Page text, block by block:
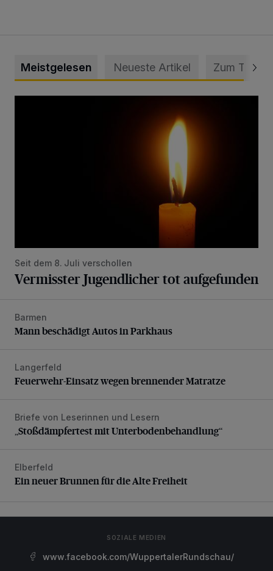
Meistgelesen Neueste Artikel Zum Thema
Seit dem 8. Juli verschollen
Vermisster Jugendlicher tot aufgefunden
Mann beschädigt Autos in Parkhaus
Barmen
Mann beschädigt Autos in Parkhaus
Feuerwehr-Einsatz wegen brennender Matratze
Langerfeld
Feuerwehr-Einsatz wegen brennender Matratze
„Stoßdämpfertest mit Unterbodenbehandlung“
Briefe von Leserinnen und Lesern
„Stoßdämpfertest mit Unterbodenbehandlung“
Ein neuer Brunnen für die Alte Freiheit
Elberfeld
Ein neuer Brunnen für die Alte Freiheit
SOZIALE MEDIEN
www.facebook.com/WuppertalerRundschau/